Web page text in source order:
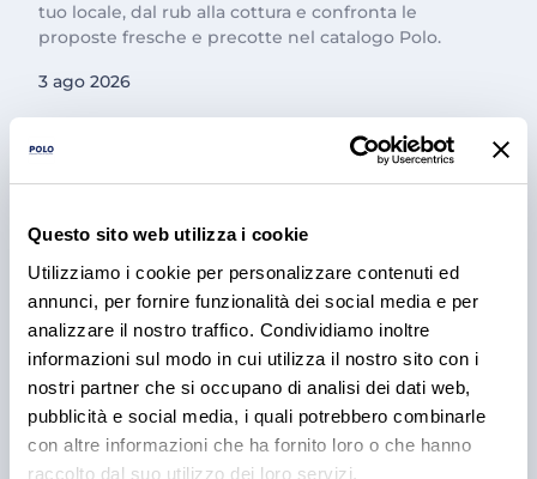
Questo sito web utilizza i cookie
Utilizziamo i cookie per personalizzare contenuti ed
annunci, per fornire funzionalità dei social media e per
analizzare il nostro traffico. Condividiamo inoltre
informazioni sul modo in cui utilizza il nostro sito con i
nostri partner che si occupano di analisi dei dati web,
pubblicità e social media, i quali potrebbero combinarle
con altre informazioni che ha fornito loro o che hanno
raccolto dal suo utilizzo dei loro servizi.
tuo locale, dal rub alla cottura e confronta le
proposte fresche e precotte nel catalogo Polo.
3 ago 2026
PRODOTTI
Cantina Valle Isarco:
responsabilità e amore per il